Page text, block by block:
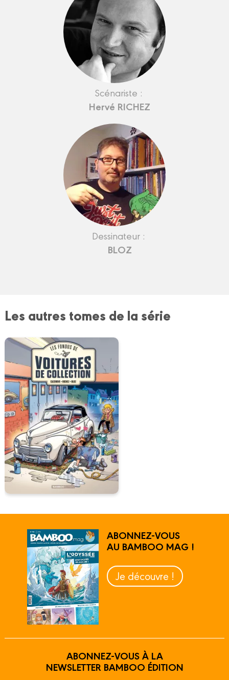
Scénariste :
Hervé RICHEZ
Dessinateur :
BLOZ
Les autres tomes de la série
ABONNEZ-VOUS
AU BAMBOO MAG !
Je découvre !
ABONNEZ-VOUS À LA
NEWSLETTER BAMBOO ÉDITION